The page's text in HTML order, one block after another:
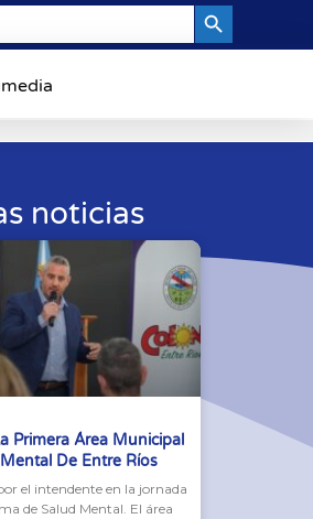
noticias
Primera Área Municipal
De Entre Ríos
el intendente en la jornada
de Salud Mental. El área